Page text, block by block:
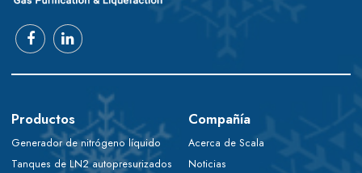
Productos
Generador de nitrógeno líquido
Tanques de LN2 autopresurizados
Compañía
Acerca de Scala
Noticias